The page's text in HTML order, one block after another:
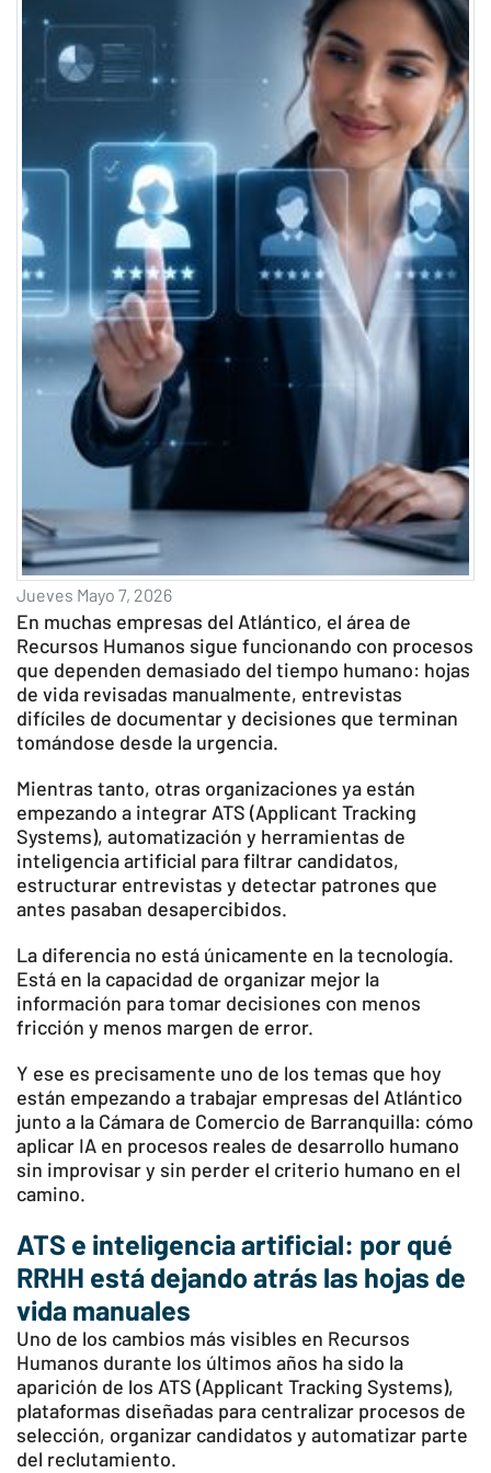
Jueves Mayo 7, 2026
En muchas empresas del Atlántico, el área de
Recursos Humanos sigue funcionando con procesos
que dependen demasiado del tiempo humano: hojas
de vida revisadas manualmente, entrevistas
difíciles de documentar y decisiones que terminan
tomándose desde la urgencia.
Mientras tanto, otras organizaciones ya están
empezando a integrar ATS (Applicant Tracking
Systems), automatización y herramientas de
inteligencia artificial para filtrar candidatos,
estructurar entrevistas y detectar patrones que
antes pasaban desapercibidos.
La diferencia no está únicamente en la tecnología.
Está en la capacidad de organizar mejor la
información para tomar decisiones con menos
fricción y menos margen de error.
Y ese es precisamente uno de los temas que hoy
están empezando a trabajar empresas del Atlántico
junto a la Cámara de Comercio de Barranquilla: cómo
aplicar IA en procesos reales de desarrollo humano
sin improvisar y sin perder el criterio humano en el
camino.
ATS e inteligencia artificial: por qué
RRHH está dejando atrás las hojas de
vida manuales
Uno de los cambios más visibles en Recursos
Humanos durante los últimos años ha sido la
aparición de los ATS (Applicant Tracking Systems),
plataformas diseñadas para centralizar procesos de
selección, organizar candidatos y automatizar parte
del reclutamiento.